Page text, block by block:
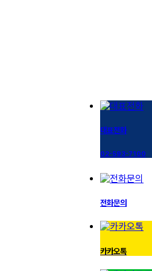
대표전화
02-593-7100
전화문의
카카오톡